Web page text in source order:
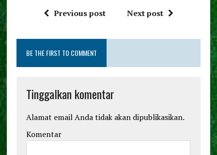
ce
o
o
k
it
r
ai a
Previous post Next post
BE THE FIRST TO COMMENT
Tinggalkan komentar
Alamat email Anda tidak akan dipublikasikan.
Komentar